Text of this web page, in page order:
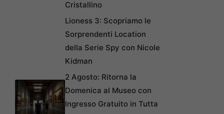
Cristallino
Lioness 3: Scopriamo le
Sorprendenti Location
della Serie Spy con Nicole
Kidman
2 Agosto: Ritorna la
Domenica al Museo con
Ingresso Gratuito in Tutta